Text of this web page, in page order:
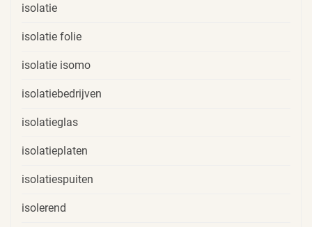
isolatie
isolatie folie
isolatie isomo
isolatiebedrijven
isolatieglas
isolatieplaten
isolatiespuiten
isolerend